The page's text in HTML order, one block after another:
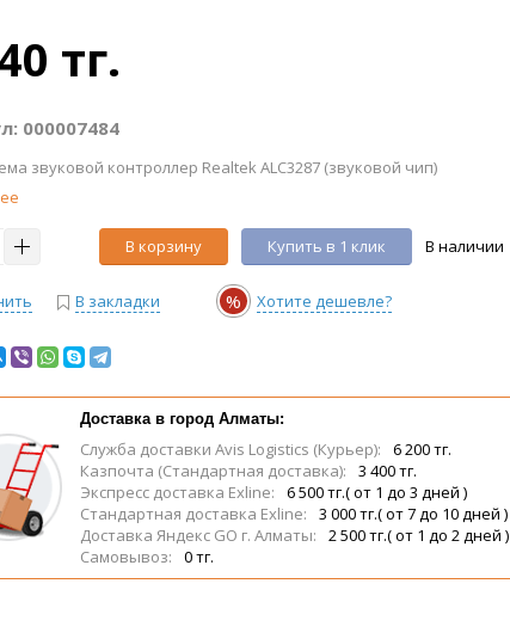
тг.
000007484
звуковой контроллер Realtek ALC3287 (звуковой чип)
В корзину Купить в 1 клик В наличии
В закладки % Хотите дешевле?
Доставка в город Алматы:
Служба доставки Avis Logistics (Курьер):
6 200 тг.
Казпочта (Стандартная доставка):
3 400 тг.
Экспресс доставка Exline:
6 500 тг.( от 1 до 3 дней )
Стандартная доставка Exline:
3 000 тг.( от 7 до 10 дней )
Доставка Яндекс GO г. Алматы:
2 500 тг.( от 1 до 2 дней )
Самовывоз:
0 тг.